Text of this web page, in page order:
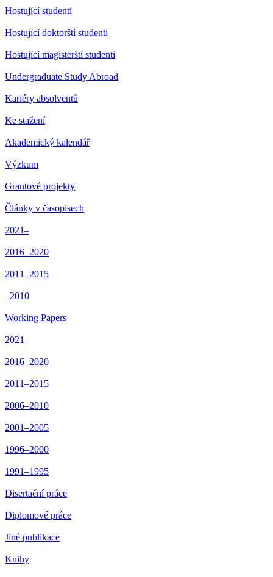
Hostující studenti
Hostující doktorští studenti
Hostující magisterští studenti
Undergraduate Study Abroad
Kariéry absolventů
Ke stažení
Akademický kalendář
Výzkum
Grantové projekty
Články v časopisech
2021–
2016–2020
2011–2015
–2010
Working Papers
2021–
2016–2020
2011–2015
2006–2010
2001–2005
1996–2000
1991–1995
Disertační práce
Diplomové práce
Jiné publikace
Knihy